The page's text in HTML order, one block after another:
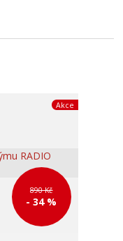
Akce
890 Kč
- 34 %